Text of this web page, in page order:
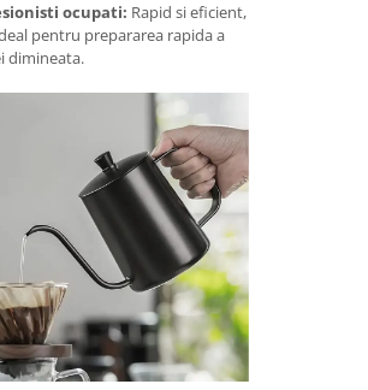
ocupati: Rapid si eficient,
pentru prepararea rapida a
dimineata.